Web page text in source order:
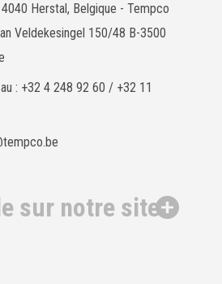
Herstal, Belgique - Tempco
Veldekesingel 150/48 B-3500
: +32 4 248 92 60 / +32 11
sur notre site